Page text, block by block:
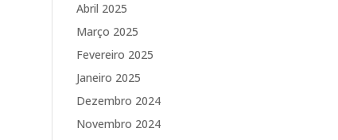
Abril 2025
Março 2025
Fevereiro 2025
Janeiro 2025
Dezembro 2024
Novembro 2024